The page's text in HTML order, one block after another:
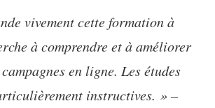
vivement cette formation à
à comprendre et à améliorer
en ligne. Les études
instructives. » –